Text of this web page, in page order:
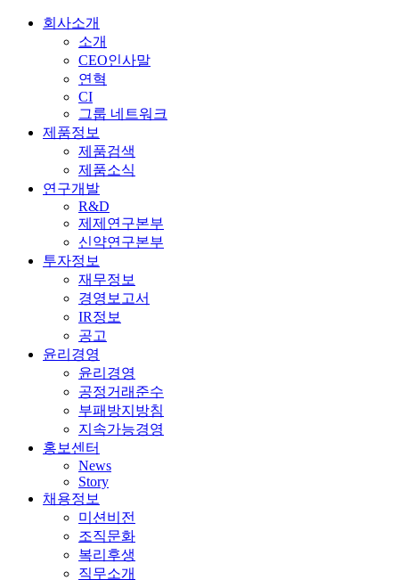
회사소개
소개
CEO인사말
연혁
CI
그룹 네트워크
제품정보
제품검색
제품소식
연구개발
R&D
제제연구본부
신약연구본부
투자정보
재무정보
경영보고서
IR정보
공고
윤리경영
윤리경영
공정거래준수
부패방지방침
지속가능경영
홍보센터
News
Story
채용정보
미션비전
조직문화
복리후생
직무소개